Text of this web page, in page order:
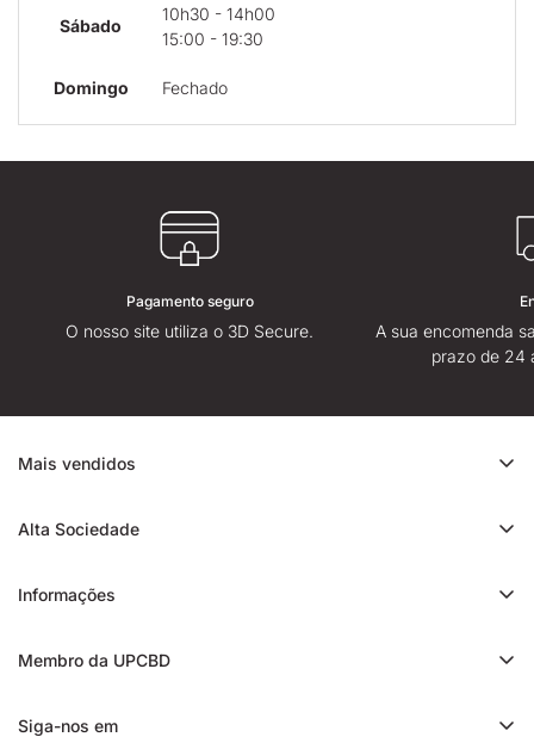
Sábado
10h30 - 14h00
15:00 - 19:30
Domingo Fechado
Pagamento seguro
O nosso site utiliza o 3D Secure.
A sua encomenda
prazo de 24
Mais vendidos
Cali CBD
Trim CBD
Alta Sociedade
Avaliação da High Society
Informações
Entrega
Membro da UPCBD
Siga-nos em